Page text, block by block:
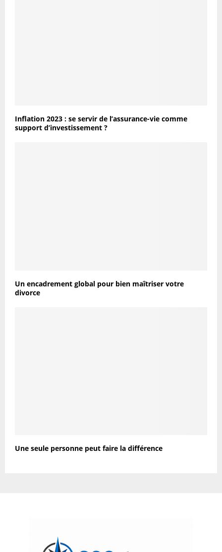
Inflation 2023 : se servir de l’assurance-vie comme
support d’investissement ?
Un encadrement global pour bien maîtriser votre
divorce
Une seule personne peut faire la différence